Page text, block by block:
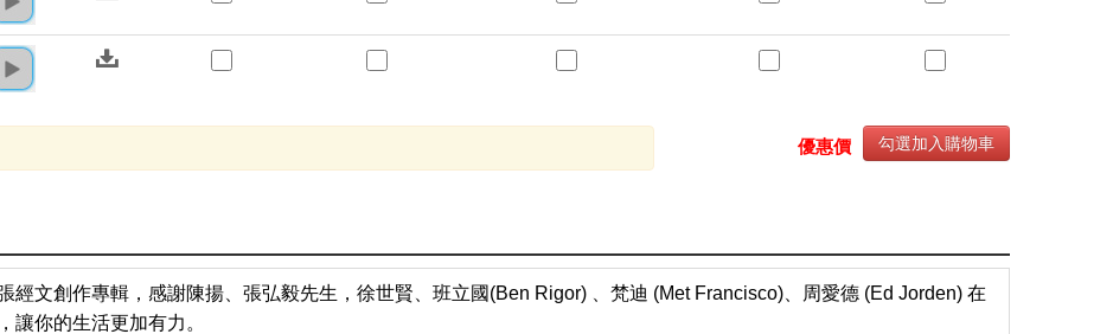
勾選加入購物車
優惠價
經文創作專輯，感謝陳揚、張弘毅先生，徐世賢、班立國(Ben Rigor) 、梵迪 (Met Francisco) 、周愛德 (Ed Jorden) 在
讓你的生活更加有力。